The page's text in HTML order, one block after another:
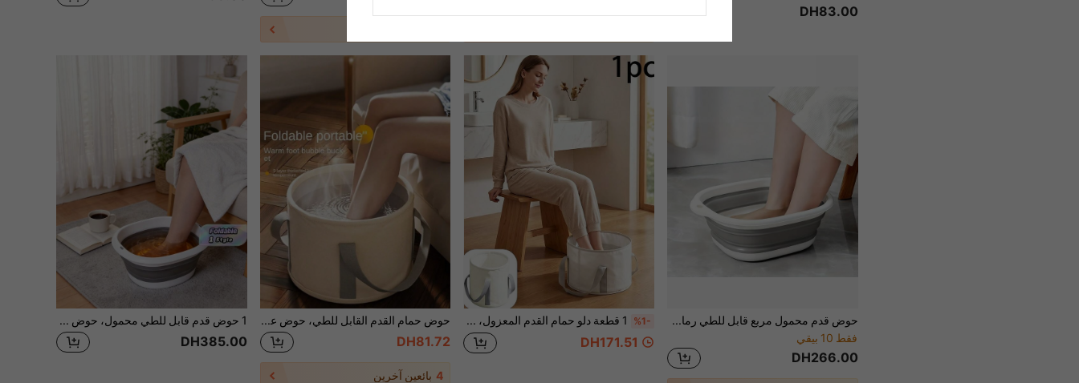
DH83.00
حوض قدم محمول مربع قابل للطي رمادي وأبيض
فقط 10 بيقي
DH266.00
%1- 1 قطعة دلو حمام القدم المعزول، حجمان، قابل للطي ومحمول وقابل لإعادة الاستخدام، تخزين متعدد الوظائف لمنتجات العناية الشخصية، مناسب لحمام السبا المنزلي، حوض غسل القدم للسفر والتخييم، دلو نقع القدم في الهواء الطلق، مناسب أيضًا للرياضة والأنشطة الخارجية والاستخدام المنزلي
DH171.51
حوض حمام القدم القابل للطي، حوض علاج القدم المحمول مع وظيفة العزل الحراري والاحتفاظ بالحرارة، يتضمن حقيبة تخزين، حوض حمام الماء الساخن، مناسب للسفر والتخييم، مثالي للسفر والرياضة والأنشطة الخارجية
DH81.72
4 بائعين آخرين
1 حوض قدم قابل للطي محمول، حوض قدم بلاستيكي، حوض علاج القدم قابل للطي، حاوية تخزين توفر المساحة، حوض سيليكون قابل للطي، حوض غسيل قابل للطي، دلو نقع القدم، حوض غسيل القدم للمنزل والسفر، حوض تدليك القدم قابل للطي، أداة العناية بالقدم، ضروريات المنزل، عودة إلى المدرسة
DH385.00